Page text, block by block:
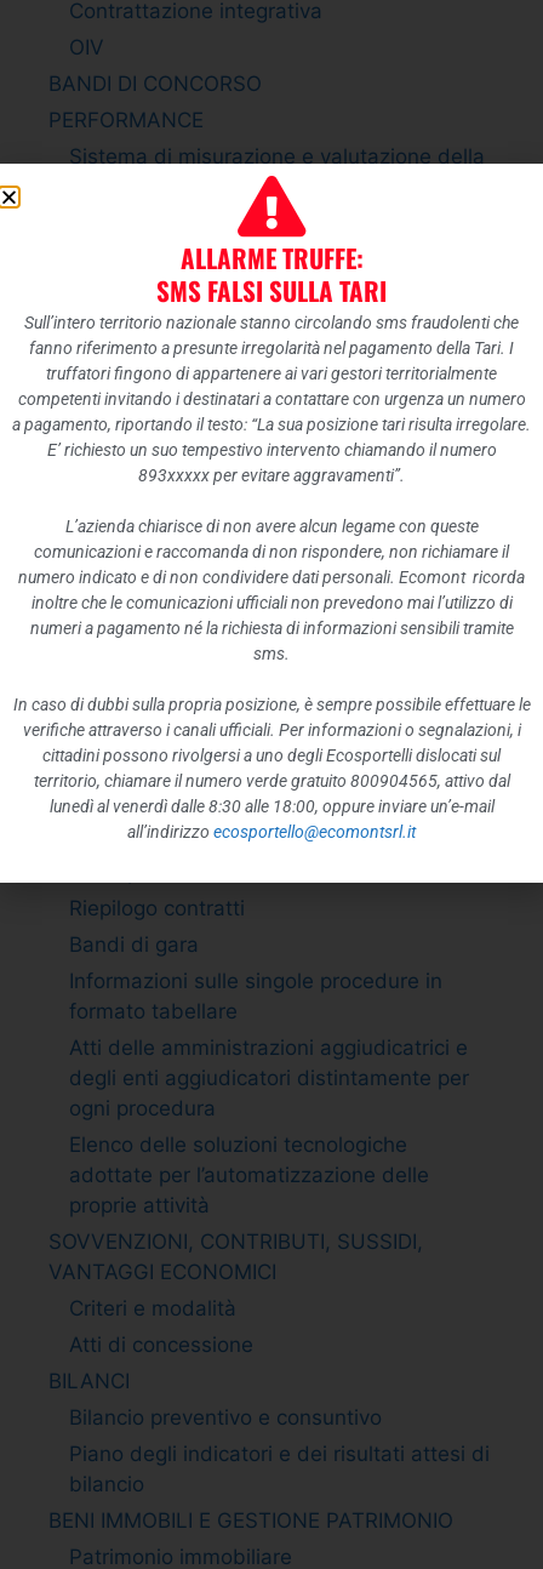
Contrattazione integrativa
OIV
BANDI DI CONCORSO
PERFORMANCE
Sistema di misurazione e valutazione della
Piano della Performance
Relazione sulla Performance
Ammontare complessivo dei premi
Dati relativi ai premi
ENTI CONTROLLATI
Enti pubblici vigilati
Società partecipate
Enti di diritto privato controllati
Rappresentazione grafica
ATTIVITÀ E PROCEDIMENTI
Tipologie di procedimento
Dichiarazioni sostitutive e acquisizione
Provvedimenti organi indirizzo politico
Provvedimenti dirigenti amministrativi
CONTROLLI SULLE IMPRESE
BANDI DI GARA E CONTRATTI
Riepilogo contratti
Bandi di gara
Informazioni sulle singole procedure in
formato tabellare
Atti delle amministrazioni aggiudicatrici e
degli enti aggiudicatori distintamente per
ogni procedura
Elenco delle soluzioni tecnologiche
adottate per l’automatizzazione delle
proprie attività
SOVVENZIONI, CONTRIBUTI, SUSSIDI,
VANTAGGI ECONOMICI
Criteri e modalità
Atti di concessione
BILANCI
Bilancio preventivo e consuntivo
Piano degli indicatori e dei risultati attesi di
bilancio
BENI IMMOBILI E GESTIONE PATRIMONIO
Patrimonio immobiliare
ALLARME TRUFFE:
SMS FALSI SULLA TARI
Sull’intero territorio nazionale stanno circolando sms fraudolenti che
fanno riferimento a presunte irregolarità nel pagamento della Tari. I
truffatori fingono di appartenere ai vari gestori territorialmente
competenti invitando i destinatari a contattare con urgenza un numero
a pagamento, riportando il testo: “La sua posizione tari risulta irregolare.
E’ richiesto un suo tempestivo intervento chiamando il numero
893xxxxx per evitare aggravamenti”.
L’azienda chiarisce di non avere alcun legame con queste
comunicazioni e raccomanda di non rispondere, non richiamare il
numero indicato e di non condividere dati personali. Ecomont ricorda
inoltre che le comunicazioni ufficiali non prevedono mai l’utilizzo di
numeri a pagamento né la richiesta di informazioni sensibili tramite
sms.
In caso di dubbi sulla propria posizione, è sempre possibile effettuare le
verifiche attraverso i canali ufficiali. Per informazioni o segnalazioni, i
cittadini possono rivolgersi a uno degli Ecosportelli dislocati sul
territorio, chiamare il numero verde gratuito 800904565, attivo dal
lunedì al venerdì dalle 8:30 alle 18:00, oppure inviare un’e-mail
all’indirizzo ecosportello@ecomontsrl.it